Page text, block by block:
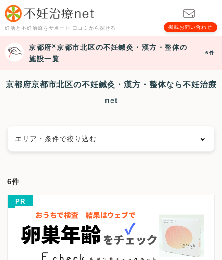
妊活と不妊治療をサポート!口コミから探せる 掲載お問い合わせ
京都府 京都市北区の不妊鍼灸・漢方・整体の
施設一覧
6件
京都府京都市北区の不妊鍼灸・漢方・整体なら不妊治療
net
エリア・条件で絞り込む
京都市中京区
京都市南区
京都市右京区
京都市伏見区
福知山市
舞鶴市
綾部市
宇治市 宮津市 亀岡市 城陽市
向日市
長岡京市
八幡市 京田辺市 京丹後市
南丹市
木津川市
京都府その他地域
6件
PR